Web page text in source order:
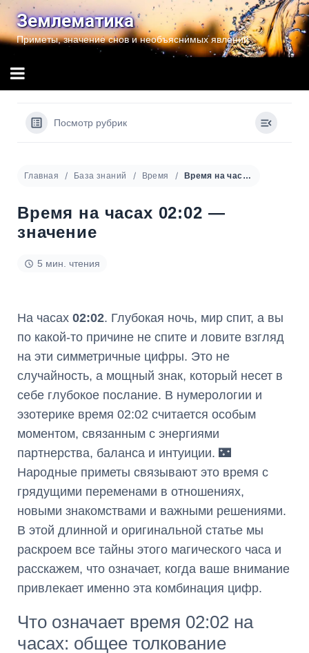
Перейти
содержимому
Землематика
Приметы, значение снов и необъяснимых явлений
Посмотр рубрик
Главная База знаний Время Время на часах 02:02 — значение
Время на часах 02:02 —
значение
5 мин. чтения
На часах 02:02. Глубокая ночь, мир спит, а вы
по какой-то причине не спите и ловите взгляд
на эти симметричные цифры. Это не
случайность, а мощный знак, который несет в
себе глубокое послание. В нумерологии и
эзотерике время 02:02 считается особым
моментом, связанным с энергиями
партнерства, баланса и интуиции. 🌃
Народные приметы связывают это время с
грядущими переменами в отношениях,
новыми знакомствами и важными решениями.
В этой длинной и оригинальной статье мы
раскроем все тайны этого магического часа и
расскажем, что означает, когда ваше внимание
привлекает именно эта комбинация цифр.
Что означает время 02:02 на
часах: общее толкование